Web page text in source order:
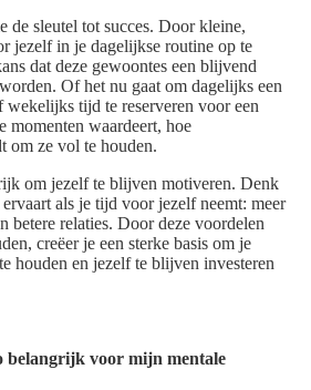
de sleutel tot succes. Door kleine,
jezelf in je dagelijkse routine op te
dat deze gewoontes een blijvend
Of het nu gaat om dagelijks een
tijd te reserveren voor een
momenten waardeert, hoe
om ze vol te houden.
om jezelf te blijven motiveren. Denk
als je tijd voor jezelf neemt: meer
betere relaties. Door deze voordelen
creëer je een sterke basis om je
houden en jezelf te blijven investeren
belangrijk voor mijn mentale